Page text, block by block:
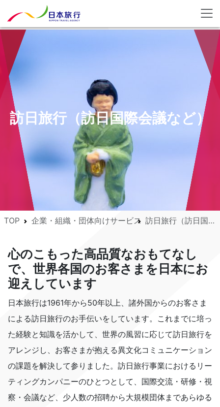
訪日旅行（訪日国際会議など）
TOP 企業・組織・団体向けサービス 訪日旅行（訪日国際会議など）
心のこもった高品質なおもてなし
で、世界各国のお客さまを日本にお
迎えしています
日本旅行は1961年から50年以上、諸外国からのお客さま
による訪日旅行のお手伝いをしています。これまでに培っ
た経験と知識を活かして、世界の風習に応じて訪日旅行を
アレンジし、お客さまが抱える異文化コミュニケーション
の課題を解決して参りました。訪日旅行事業におけるリー
ティングカンパニーのひとつとして、国際交流・研修・視
察・会議など、少人数の招聘から大規模団体まであらゆる